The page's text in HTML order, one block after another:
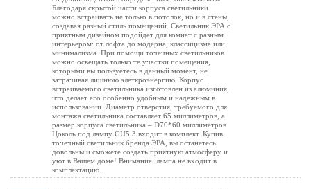
Благодаря скрытой части корпуса светильники
можно встраивать не только в потолок, но и в стены,
создавая разный стиль помещений. Светильник ЭРА с
приятным дизайном подойдет для комнат с разным
интерьером: от лофта до модерна, классицизма или
минимализма. При помощи точечных светильников
можно освещать только те участки помещения,
которыми вы пользуетесь в данный момент, не
затрачивая лишнюю элеткроэнергию. Корпус
встраиваемого светильника изготовлен из алюминия,
что делает его особенно удобным и надежным в
использовании. Диаметр отверстия, требуемого для
монтажа светильника составляет 65 миллиметров, а
размер корпуса светильника – D70*60 миллиметров.
Цоколь под лампу GU5.3 входит в комплект. Купив
точечный светильник бренда ЭРА, вы останетесь
довольны и сможете создать приятную атмосферу и
уют в Вашем доме! Внимание: лампа не входит в
комплектацию.